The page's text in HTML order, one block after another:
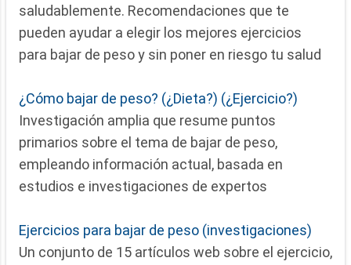
saludablemente. Recomendaciones que te
pueden ayudar a elegir los mejores ejercicios
para bajar de peso y sin poner en riesgo tu salud
¿Cómo bajar de peso? (¿Dieta?) (¿Ejercicio?)
Investigación amplia que resume puntos
primarios sobre el tema de bajar de peso,
empleando información actual, basada en
estudios e investigaciones de expertos
Ejercicios para bajar de peso (investigaciones)
Un conjunto de 15 artículos web sobre el ejercicio,